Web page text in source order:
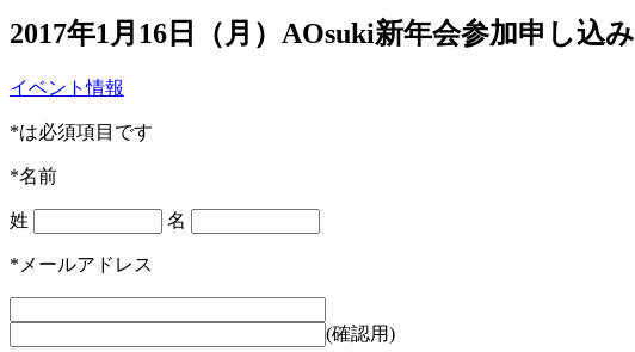
2017年1月16日（月）AOsuki新年会参加申し込み
イベント情報
*は必須項目です
*名前
姓 名
*メールアドレス
(確認用)